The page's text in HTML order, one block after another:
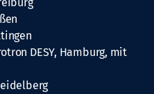
DESY, Hamburg, mit